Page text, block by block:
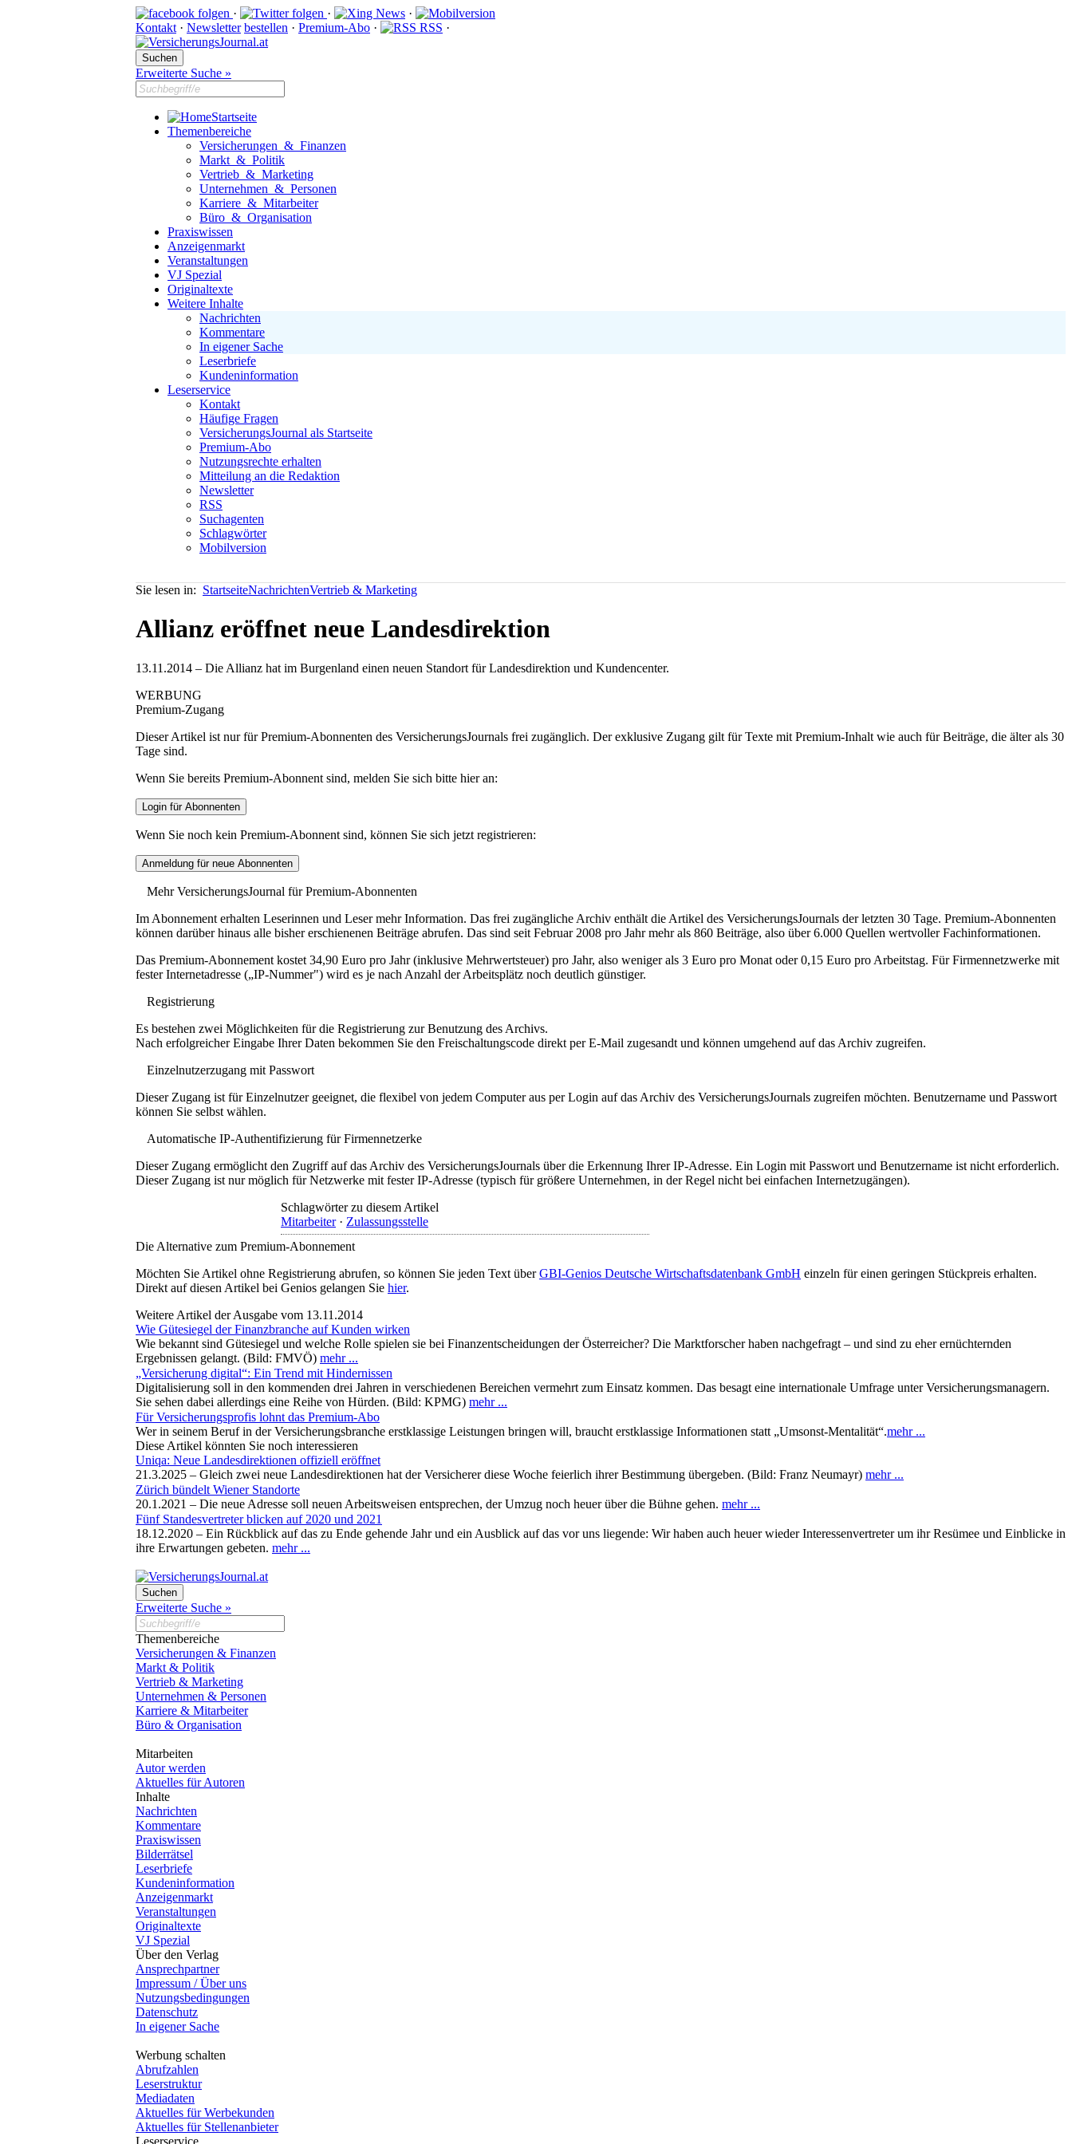
· ·
·
Kontakt · Newsletter bestellen · Premium-Abo · RSS ·
Erweiterte Suche »
Startseite
Themenbereiche
Versicherungen & Finanzen
Markt & Politik
Vertrieb & Marketing
Unternehmen & Personen
Karriere & Mitarbeiter
Büro & Organisation
Praxiswissen
Anzeigenmarkt
Veranstaltungen
VJ Spezial
Originaltexte
Weitere Inhalte
Nachrichten
Kommentare
In eigener Sache
Leserbriefe
Kundeninformation
Leserservice
Kontakt
Häufige Fragen
VersicherungsJournal als Startseite
Premium-Abo
Nutzungsrechte erhalten
Mitteilung an die Redaktion
Newsletter
RSS
Suchagenten
Schlagwörter
Mobilversion
Sie lesen in: StartseiteNachrichtenVertrieb & Marketing
Allianz eröffnet neue Landesdirektion
13.11.2014 – Die Allianz hat im Burgenland einen neuen Standort für Landesdirektion und Kundencenter.
WERBUNG
Premium-Zugang
Dieser Artikel ist nur für Premium-Abonnenten des VersicherungsJournals frei zugänglich. Der exklusive Zugang gilt für Texte mit Premium-Inhalt wie auch für Beiträge, die älter als 30
Tage sind.
Wenn Sie bereits Premium-Abonnent sind, melden Sie sich bitte hier an:
Wenn Sie noch kein Premium-Abonnent sind, können Sie sich jetzt registrieren:
Mehr VersicherungsJournal für Premium-Abonnenten
Im Abonnement erhalten Leserinnen und Leser mehr Information. Das frei zugängliche Archiv enthält die Artikel des VersicherungsJournals der letzten 30 Tage. Premium-Abonnenten
können darüber hinaus alle bisher erschienenen Beiträge abrufen. Das sind seit Februar 2008 pro Jahr mehr als 860 Beiträge, also über 6.000 Quellen wertvoller Fachinformationen.
Das Premium-Abonnement kostet 34,90 Euro pro Jahr (inklusive Mehrwertsteuer) pro Jahr, also weniger als 3 Euro pro Monat oder 0,15 Euro pro Arbeitstag. Für Firmennetzwerke mit
fester Internetadresse („IP-Nummer") wird es je nach Anzahl der Arbeitsplätz noch deutlich günstiger.
Registrierung
Es bestehen zwei Möglichkeiten für die Registrierung zur Benutzung des Archivs.
Nach erfolgreicher Eingabe Ihrer Daten bekommen Sie den Freischaltungscode direkt per E-Mail zugesandt und können umgehend auf das Archiv zugreifen.
Einzelnutzerzugang mit Passwort
Dieser Zugang ist für Einzelnutzer geeignet, die flexibel von jedem Computer aus per Login auf das Archiv des VersicherungsJournals zugreifen möchten. Benutzername und Passwort
können Sie selbst wählen.
Automatische IP-Authentifizierung für Firmennetzerke
Dieser Zugang ermöglicht den Zugriff auf das Archiv des VersicherungsJournals über die Erkennung Ihrer IP-Adresse. Ein Login mit Passwort und Benutzername ist nicht erforderlich.
Dieser Zugang ist nur möglich für Netzwerke mit fester IP-Adresse (typisch für größere Unternehmen, in der Regel nicht bei einfachen Internetzugängen).
Schlagwörter zu diesem Artikel
Mitarbeiter· Zulassungsstelle
Die Alternative zum Premium-Abonnement
Möchten Sie Artikel ohne Registrierung abrufen, so können Sie jeden Text überGBI-Genios Deutsche Wirtschaftsdatenbank GmbH einzeln für einen geringen Stückpreis erhalten.
Direkt auf diesen Artikel bei Genios gelangen Sie hier.
Weitere Artikel der Ausgabe vom 13.11.2014
Wie Gütesiegel der Finanzbranche auf Kunden wirken
Wie bekannt sind Gütesiegel und welche Rolle spielen sie bei Finanzentscheidungen der Österreicher? Die Marktforscher haben nachgefragt – und sind zu eher ernüchternden
Ergebnissen gelangt. (Bild: FMVÖ) mehr ...
„Versicherung digital“: Ein Trend mit Hindernissen
Digitalisierung soll in den kommenden drei Jahren in verschiedenen Bereichen vermehrt zum Einsatz kommen. Das besagt eine internationale Umfrage unter Versicherungsmanagern.
Sie sehen dabei allerdings eine Reihe von Hürden. (Bild: KPMG) mehr ...
Für Versicherungsprofis lohnt das Premium-Abo
Wer in seinem Beruf in der Versicherungsbranche erstklassige Leistungen bringen will, braucht erstklassige Informationen statt „Umsonst-Mentalität“.mehr ...
Diese Artikel könnten Sie noch interessieren
Uniqa: Neue Landesdirektionen offiziell eröffnet
21.3.2025 – Gleich zwei neue Landesdirektionen hat der Versicherer diese Woche feierlich ihrer Bestimmung übergeben. (Bild: Franz Neumayr) mehr ...
Zürich bündelt Wiener Standorte
20.1.2021 – Die neue Adresse soll neuen Arbeitsweisen entsprechen, der Umzug noch heuer über die Bühne gehen. mehr ...
Fünf Standesvertreter blicken auf 2020 und 2021
18.12.2020 – Ein Rückblick auf das zu Ende gehende Jahr und ein Ausblick auf das vor uns liegende: Wir haben auch heuer wieder Interessenvertreter um ihr Resümee und Einblicke in
ihre Erwartungen gebeten. mehr ...
Erweiterte Suche »
Themenbereiche
Versicherungen & Finanzen
Markt & Politik
Vertrieb & Marketing
Unternehmen & Personen
Karriere & Mitarbeiter
Büro & Organisation
Mitarbeiten
Autor werden
Aktuelles für Autoren
Inhalte
Nachrichten
Kommentare
Praxiswissen
Bilderrätsel
Leserbriefe
Kundeninformation
Anzeigenmarkt
Veranstaltungen
Originaltexte
VJ Spezial
Über den Verlag
Ansprechpartner
Impressum / Über uns
Nutzungsbedingungen
Datenschutz
In eigener Sache
Werbung schalten
Abrufzahlen
Leserstruktur
Mediadaten
Aktuelles für Werbekunden
Aktuelles für Stellenanbieter
Leserservice